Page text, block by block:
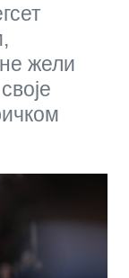
жели